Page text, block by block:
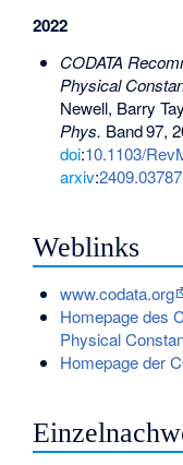
2022
CODATA
Physical
Newell, Barry
Phys. Band97,
doi:10.1103/
arxiv:2409.03787
Weblinks
www.codata.org
Homepage des
Physical
Homepage der